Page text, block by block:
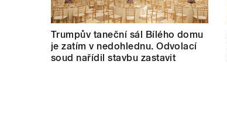
Trumpův taneční sál Bílého domu
je zatím v nedohlednu. Odvolací
soud nařídil stavbu zastavit